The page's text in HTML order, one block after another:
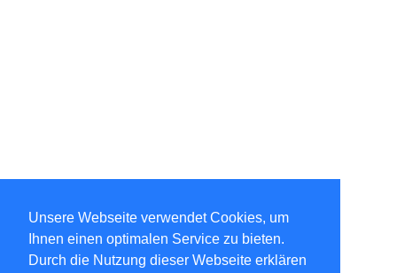
Unsere Webseite verwendet Cookies, um
Ihnen einen optimalen Service zu bieten.
Durch die Nutzung dieser Webseite erklären